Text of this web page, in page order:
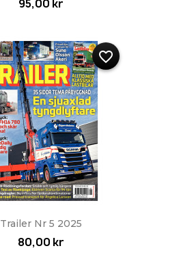
95,00 kr
Trailer Nr 5 2025
80,00 kr
favorite_border